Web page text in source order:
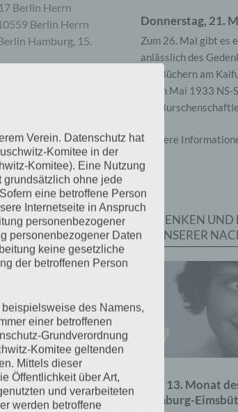
Berlin Herrn
Berlin Herrn
Hamburg, 15.
Gabriel
(im
mehr ...
Donnerstag, 21.
Zum 26. Mal gibt es
anlässlich des
von Büchern am
wo im Mai 1933
und
Weitere
GEDENKEN
IN UNSERER
Zum 13. Monat
Hamburg-
Verein. Datenschutz hat
Komitee in der
Komitee). Eine Nutzung
grundsätzlich ohne jede
eine betroffene Person
Internetseite in Anspruch
personenbezogener
personenbezogener Daten
keine gesetzliche
der betroffenen Person
des Namens,
einer betroffenen
Grundverordnung
Komitee geltenden
Mittels dieser
Öffentlichkeit über Art,
und verarbeiteten
werden betroffene